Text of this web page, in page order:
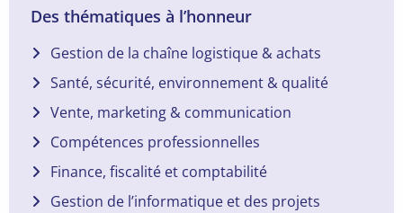
Des thématiques à l’honneur
Gestion de la chaîne logistique & achats
Santé, sécurité, environnement & qualité
Vente, marketing & communication
Compétences professionnelles
Finance, fiscalité et comptabilité
Gestion de l’informatique et des projets